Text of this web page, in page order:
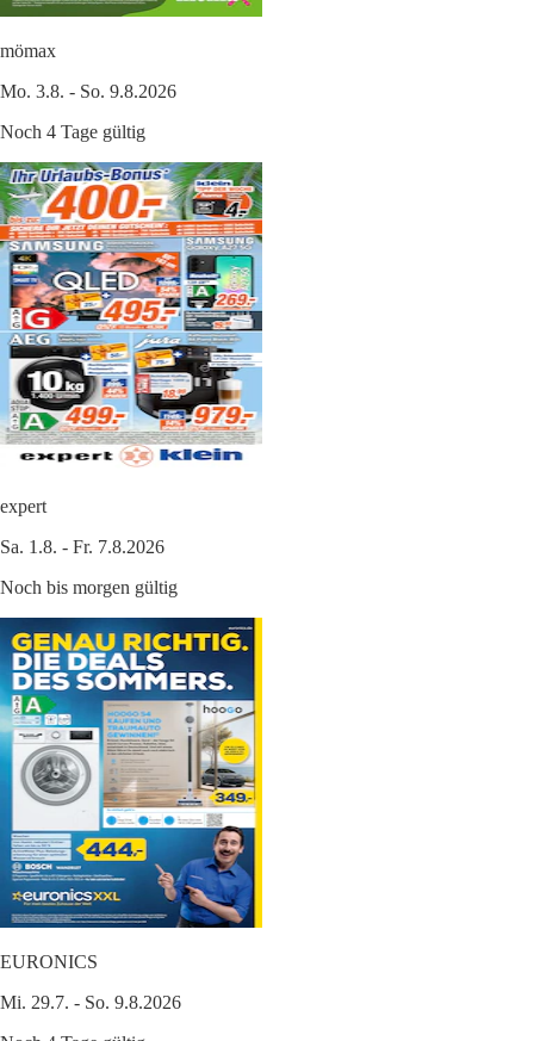
mömax
Mo. 3.8. - So. 9.8.2026
Noch 4 Tage gültig
expert
Sa. 1.8. - Fr. 7.8.2026
Noch bis morgen gültig
EURONICS
Mi. 29.7. - So. 9.8.2026